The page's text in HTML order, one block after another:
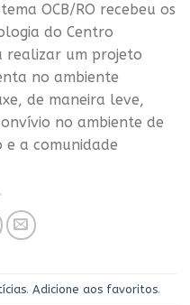
OCB/RO recebeu os
do Centro
realizar um projeto
no ambiente
de maneira leve,
no ambiente de
a comunidade
. Adicione aos favoritos.